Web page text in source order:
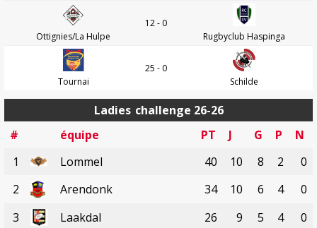
Ottignies/La Hulpe
12 - 0
Rugbyclub Haspinga
Tournai
25 - 0
Schilde
Ladies challenge 26-26
#
équipe PT J G P
N
1
Lommel 40 10 8 2
0
2
Arendonk 34 10 6 4
0
3
Laakdal 26 9 5 4
0